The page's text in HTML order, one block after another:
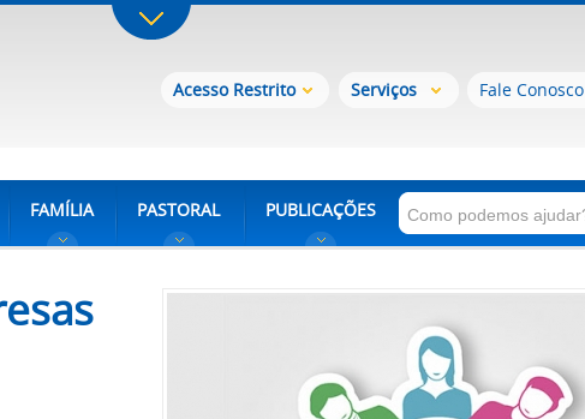
Acesso Restrito Serviços Fale Conosco
FAMÍLIA PASTORAL PUBLICAÇÕES